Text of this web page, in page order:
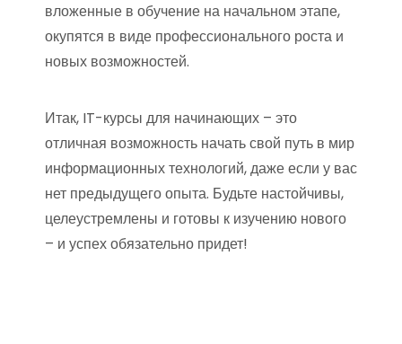
вложенные в обучение на начальном этапе,
окупятся в виде профессионального роста и
новых возможностей.
Итак, IT-курсы для начинающих – это
отличная возможность начать свой путь в мир
информационных технологий, даже если у вас
нет предыдущего опыта. Будьте настойчивы,
целеустремлены и готовы к изучению нового
– и успех обязательно придет!